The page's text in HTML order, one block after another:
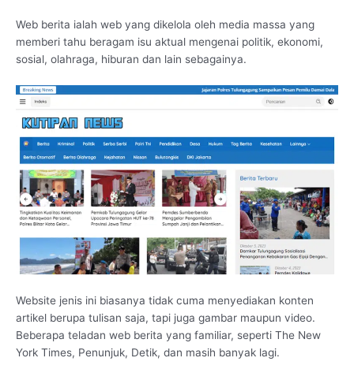
Web berita ialah web yang dikelola oleh media massa yang
memberi tahu beragam isu aktual mengenai politik, ekonomi,
sosial, olahraga, hiburan dan lain sebagainya.
Website jenis ini biasanya tidak cuma menyediakan konten
artikel berupa tulisan saja, tapi juga gambar maupun video.
Beberapa teladan web berita yang familiar, seperti The New
York Times, Penunjuk, Detik, dan masih banyak lagi.